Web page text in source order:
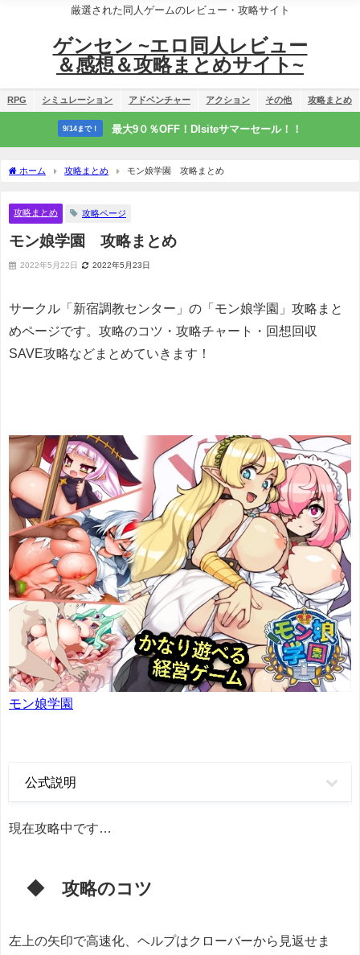
厳選された同人ゲームのレビュー・攻略サイト
ゲンセン ~エロ同人レビュー
＆感想＆攻略まとめサイト~
RPG シミュレーション アドベンチャー アクション その他 攻略まとめ
9/14まで！ 最大9０％OFF！Dlsiteサマーセール！！
ホーム 攻略まとめ モン娘学園 攻略まとめ
攻略まとめ 攻略ページ
モン娘学園 攻略まとめ
2022年5月22日 2022年5月23日
サークル「新宿調教センター」の「モン娘学園」攻略まと
めページです。攻略のコツ・攻略チャート・回想回収
SAVE攻略などまとめていきます！
モン娘学園
公式説明
現在攻略中です…
◆ 攻略のコツ
左上の矢印で高速化、ヘルプはクローバーから見返せま